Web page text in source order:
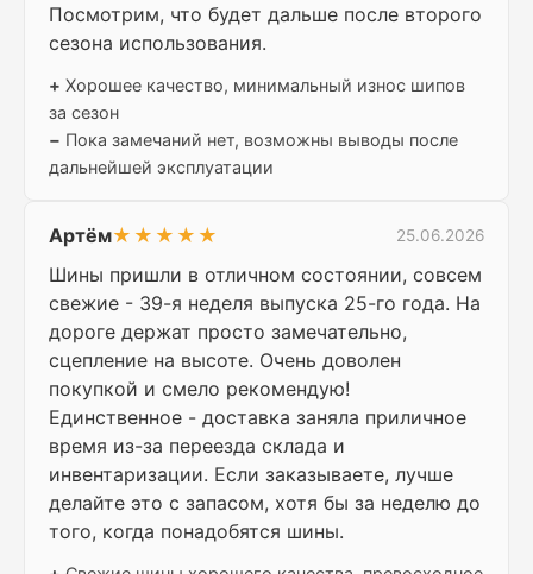
Посмотрим, что будет дальше после второго
сезона использования.
+ Хорошее качество, минимальный износ шипов
за сезон
− Пока замечаний нет, возможны выводы после
дальнейшей эксплуатации
Артём★★★★★ 25.06.2026
Шины пришли в отличном состоянии, совсем
свежие - 39-я неделя выпуска 25-го года. На
дороге держат просто замечательно,
сцепление на высоте. Очень доволен
покупкой и смело рекомендую!
Единственное - доставка заняла приличное
время из-за переезда склада и
инвентаризации. Если заказываете, лучше
делайте это с запасом, хотя бы за неделю до
того, когда понадобятся шины.